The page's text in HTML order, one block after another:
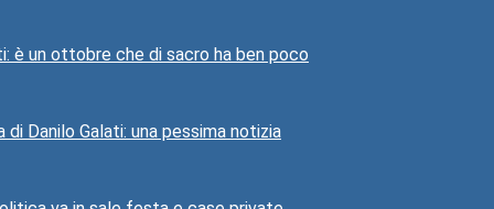
è un ottobre che di sacro ha ben poco
di Danilo Galati: una pessima notizia